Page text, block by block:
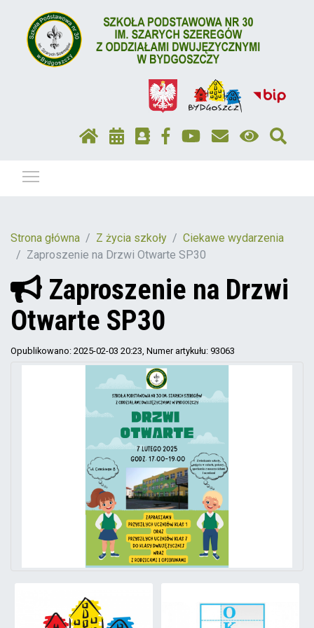
Strona główna Z życia szkoły
Ciekawe wydarzenia
Zaproszenie na Drzwi Otwarte SP30
Zaproszenie na Drzwi
Otwarte SP30
Opublikowano: 2025-02-03 20:23 , Numer artykułu: 93063